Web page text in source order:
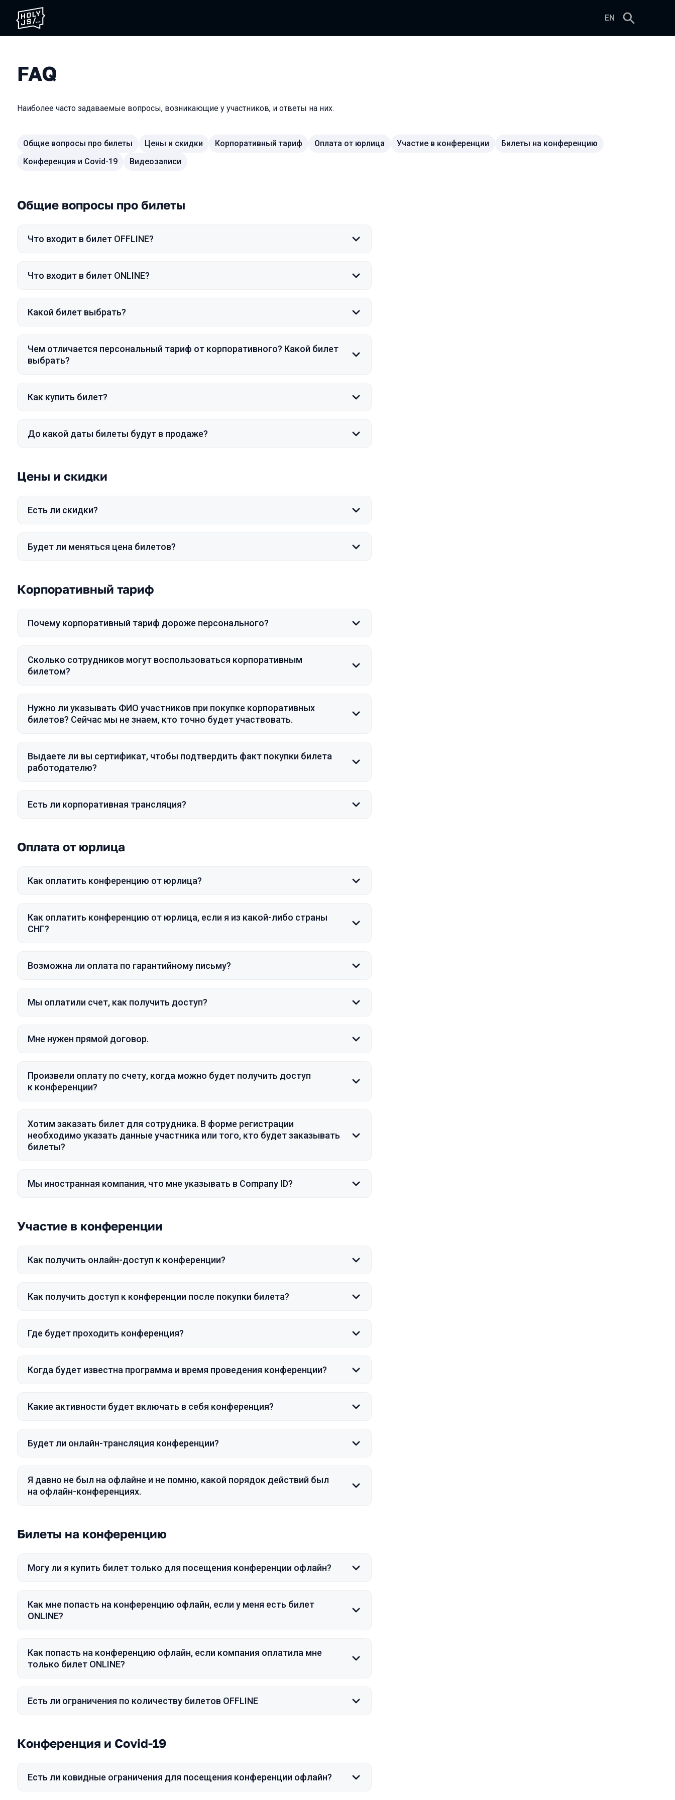
EN
FAQ
Наиболее часто задаваемые вопросы, возникающие у участников, и ответы на них.
Общие вопросы про билеты Цены и скидки Корпоративный тариф Оплата от юрлица Участие в конференции
Билеты на конференцию
Конференция и Covid-19
Видеозаписи
Общие вопросы про билеты
Что входит в билет OFFLINE?
Что входит в билет ONLINE?
Какой билет выбрать?
Чем отличается персональный тариф от корпоративного? Какой билет
выбрать?
Как купить билет?
До какой даты билеты будут в продаже?
Цены и скидки
Есть ли скидки?
Будет ли меняться цена билетов?
Корпоративный тариф
Почему корпоративный тариф дороже персонального?
Сколько сотрудников могут воспользоваться корпоративным
билетом?
Нужно ли указывать ФИО участников при покупке корпоративных
билетов? Сейчас мы не знаем, кто точно будет участвовать.
Выдаете ли вы сертификат, чтобы подтвердить факт покупки билета
работодателю?
Есть ли корпоративная трансляция?
Оплата от юрлица
Как оплатить конференцию от юрлица?
Как оплатить конференцию от юрлица, если я из какой-либо страны
СНГ?
Возможна ли оплата по гарантийному письму?
Мы оплатили счет, как получить доступ?
Мне нужен прямой договор.
Произвели оплату по счету, когда можно будет получить доступ
к конференции?
Хотим заказать билет для сотрудника. В форме регистрации
необходимо указать данные участника или того, кто будет заказывать
билеты?
Мы иностранная компания, что мне указывать в Company ID?
Участие в конференции
Как получить онлайн-доступ к конференции?
Как получить доступ к конференции после покупки билета?
Где будет проходить конференция?
Когда будет известна программа и время проведения конференции?
Какие активности будет включать в себя конференция?
Будет ли онлайн-трансляция конференции?
Я давно не был на офлайне и не помню, какой порядок действий был
на офлайн-конференциях.
Билеты на конференцию
Могу ли я купить билет только для посещения конференции офлайн?
Как мне попасть на конференцию офлайн, если у меня есть билет
ONLINE?
Как попасть на конференцию офлайн, если компания оплатила мне
только билет ONLINE?
Есть ли ограничения по количеству билетов OFFLINE
Конференция и Covid-19
Есть ли ковидные ограничения для посещения конференции офлайн?